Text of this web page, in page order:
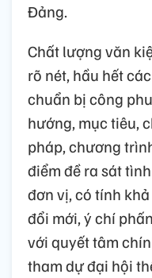
Đảng.
Chất lượng văn
rõ nét, hầu hết
chuẩn bị công
hướng, mục tiêu,
pháp, chương
điểm đề ra sát
đơn vị, có tính
đổi mới, ý chí
với quyết tâm
tham dự đại hội